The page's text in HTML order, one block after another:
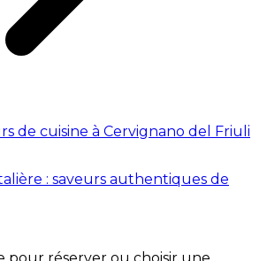
de cuisine à Cervignano del Friuli
: saveurs authentiques de
pour réserver ou choisir une